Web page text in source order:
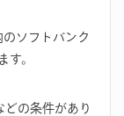
ソフトバンク
す。
どの条件があり